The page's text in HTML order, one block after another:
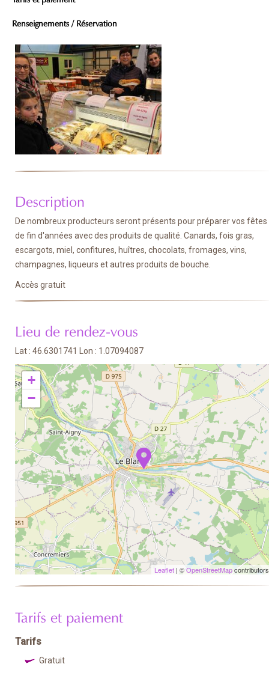
Renseignements / Réservation
Description
De nombreux producteurs seront présents pour préparer vos fêtes
de fin d'années avec des produits de qualité. Canards, fois gras,
escargots, miel, confitures, huîtres, chocolats, fromages, vins,
champagnes, liqueurs et autres produits de bouche.
Accès gratuit
Lieu de rendez-vous
Lat : 46.6301741 Lon : 1.07094087
+
−
Leaflet | ©OpenStreetMapcontributors
Tarifs et paiement
Tarifs
Gratuit